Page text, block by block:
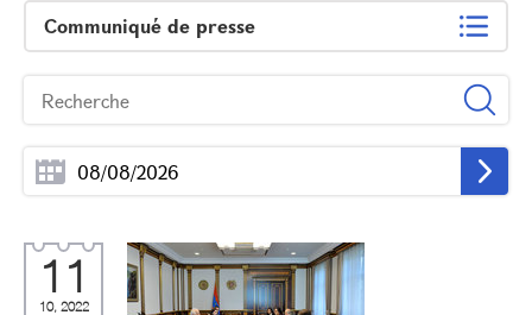
Communiqué de presse
11
10, 2022